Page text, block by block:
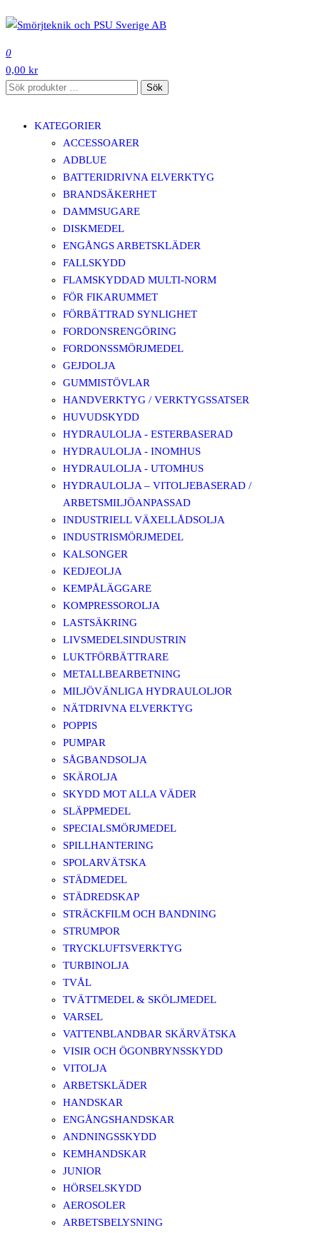
till
innehåll
0
0,00 kr
Sök
Sök
KATEGORIER
ACCESSOARER
ADBLUE
BATTERIDRIVNA ELVERKTYG
BRANDSÄKERHET
DAMMSUGARE
DISKMEDEL
ENGÅNGS ARBETSKLÄDER
FALLSKYDD
FLAMSKYDDAD MULTI-NORM
FÖR FIKARUMMET
FÖRBÄTTRAD SYNLIGHET
FORDONSRENGÖRING
FORDONSSMÖRJMEDEL
GEJDOLJA
GUMMISTÖVLAR
HANDVERKTYG / VERKTYGSSATSER
HUVUDSKYDD
HYDRAULOLJA - ESTERBASERAD
HYDRAULOLJA - INOMHUS
HYDRAULOLJA - UTOMHUS
HYDRAULOLJA – VITOLJEBASERAD /
ARBETSMILJÖANPASSAD
INDUSTRIELL VÄXELLÅDSOLJA
INDUSTRISMÖRJMEDEL
KALSONGER
KEDJEOLJA
KEMPÅLÄGGARE
KOMPRESSOROLJA
LASTSÄKRING
LIVSMEDELSINDUSTRIN
LUKTFÖRBÄTTRARE
METALLBEARBETNING
MILJÖVÄNLIGA HYDRAULOLJOR
NÄTDRIVNA ELVERKTYG
POPPIS
PUMPAR
SÅGBANDSOLJA
SKÄROLJA
SKYDD MOT ALLA VÄDER
SLÄPPMEDEL
SPECIALSMÖRJMEDEL
SPILLHANTERING
SPOLARVÄTSKA
STÄDMEDEL
STÄDREDSKAP
STRÄCKFILM OCH BANDNING
STRUMPOR
TRYCKLUFTSVERKTYG
TURBINOLJA
TVÅL
TVÄTTMEDEL & SKÖLJMEDEL
VARSEL
VATTENBLANDBAR SKÄRVÄTSKA
VISIR OCH ÖGONBRYNSSKYDD
VITOLJA
ARBETSKLÄDER
HANDSKAR
ENGÅNGSHANDSKAR
ANDNINGSSKYDD
KEMHANDSKAR
JUNIOR
HÖRSELSKYDD
AEROSOLER
ARBETSBELYSNING